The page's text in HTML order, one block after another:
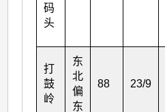
码
头
打
鼓
岭
东
北
偏
东
88 23/9